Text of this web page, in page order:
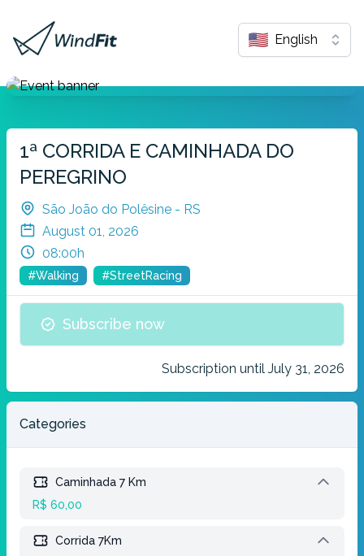
English
1ª CORRIDA E CAMINHADA DO
PEREGRINO
São João do Polêsine - RS
August 01, 2026
08:00h
#Walking #StreetRacing
Subscribe now
Subscription until July 31, 2026
Categories
Caminhada 7 Km
R$ 60,00
Corrida 7Km